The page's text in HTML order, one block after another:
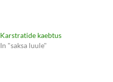
Karstratide kaebtus
In "saksa luule"